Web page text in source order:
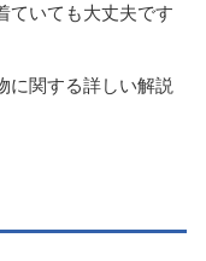
ていても大丈夫です
に関する詳しい解説